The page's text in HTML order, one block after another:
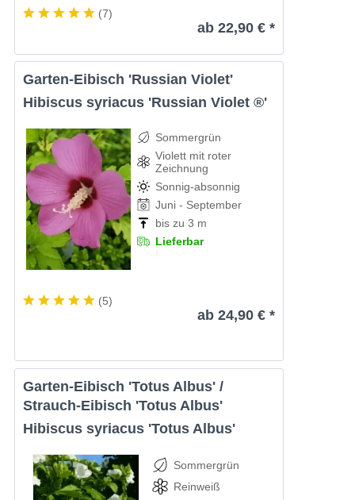
(7)
ab 22,90 € *
Garten-Eibisch 'Russian Violet'
Hibiscus syriacus 'Russian Violet ®'
Sommergrün
Violett mit roter
Zeichnung
Sonnig-absonnig
Juni - September
bis zu 3 m
Lieferbar
(5)
ab 24,90 € *
Garten-Eibisch 'Totus Albus' /
Strauch-Eibisch 'Totus Albus'
Hibiscus syriacus 'Totus Albus'
Sommergrün
Reinweiß